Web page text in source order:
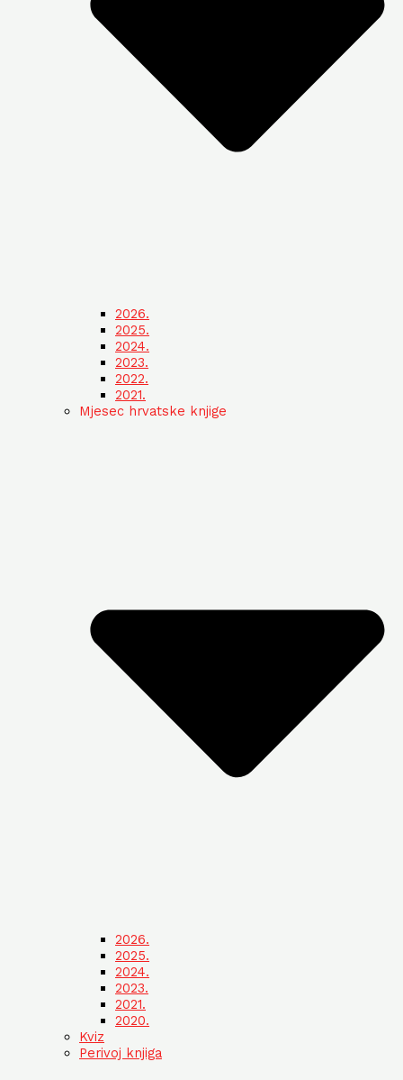
2026.
2025.
2024.
2023.
2022.
2021.
Mjesec hrvatske knjige
2026.
2025.
2024.
2023.
2021.
2020.
Kviz
Perivoj knjiga